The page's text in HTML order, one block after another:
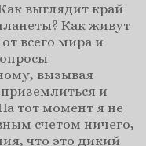
выглядит край
Как живут
всего мира и
вызывая
и
тот момент я не
счетом ничего,
что это дикий